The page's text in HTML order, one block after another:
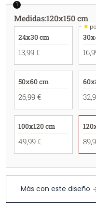
1
Medidas:120x150 cm
24x30 cm
13,99 €
★
50x60 cm
26,99 €
100x120 cm
49,99 €
Más con este diseño